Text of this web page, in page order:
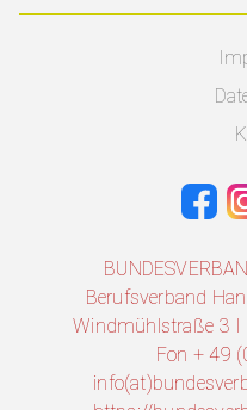
Berufsverband
Windmühlstraße 3 I
Fon + 49